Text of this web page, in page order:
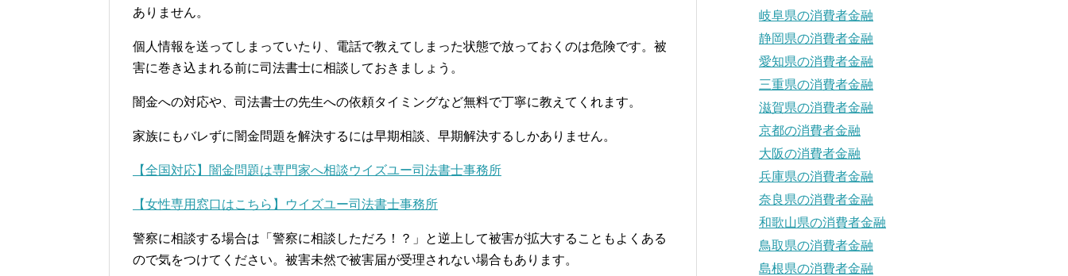
ありません。
個人情報を送ってしまっていたり、電話で教えてしまった状態で放っておくのは危険です。被
害に巻き込まれる前に司法書士に相談しておきましょう。
闇金への対応や、司法書士の先生への依頼タイミングなど無料で丁寧に教えてくれます。
家族にもバレずに闇金問題を解決するには早期相談、早期解決するしかありません。
【全国対応】闇金問題は専門家へ相談ウイズユー司法書士事務所
【女性専用窓口はこちら】ウイズユー司法書士事務所
警察に相談する場合は「警察に相談しただろ！？」と逆上して被害が拡大することもよくある
ので気をつけてください。被害未然で被害届が受理されない場合もあります。
岐阜県の消費者金融
静岡県の消費者金融
愛知県の消費者金融
三重県の消費者金融
滋賀県の消費者金融
京都の消費者金融
大阪の消費者金融
兵庫県の消費者金融
奈良県の消費者金融
和歌山県の消費者金融
鳥取県の消費者金融
島根県の消費者金融